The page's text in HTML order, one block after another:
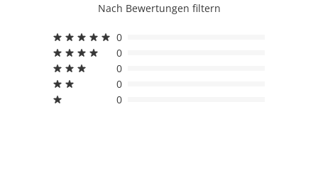
Nach Bewertungen filtern
0
0
0
0
0